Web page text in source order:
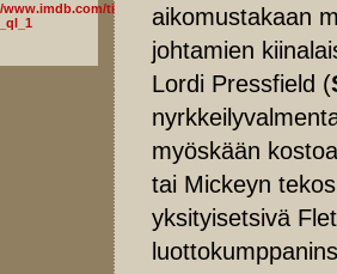
title/tt8367814/fullcredits?
aikomustakaan
johtamien
Lordi Pressfield (
myöskään
tai Mickeyn
yksityisetsivä